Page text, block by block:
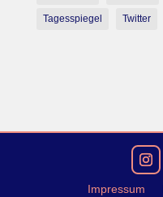
Tagesspiegel Twitter
Impressum